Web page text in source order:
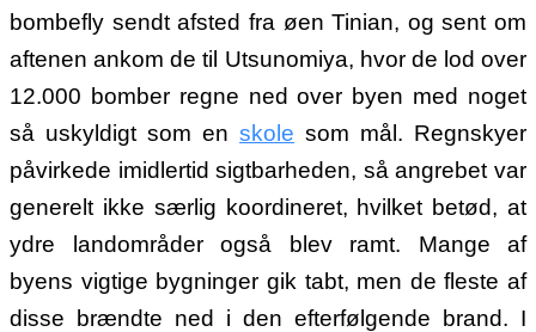
bombefly sendt afsted fra øen Tinian, og sent om
aftenen ankom de til Utsunomiya, hvor de lod over
12.000 bomber regne ned over byen med noget
så uskyldigt som en skole som mål. Regnskyer
påvirkede imidlertid sigtbarheden, så angrebet var
generelt ikke særlig koordineret, hvilket betød, at
ydre landområder også blev ramt. Mange af
byens vigtige bygninger gik tabt, men de fleste af
disse brændte ned i den efterfølgende brand. I